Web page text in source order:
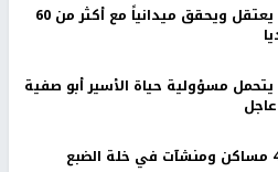
نادي الأسير: الاحتلال يعتقل ويحقق ميدانياً مع أكثر من 60
يتحمل مسؤولية حياة الأسير أبو صفية
الاحتلال يخطر بإخلاء 4 مساكن ومنشآت في خلة الضبع